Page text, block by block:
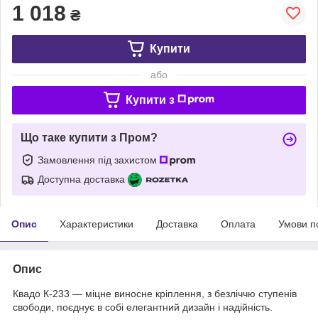
1 018 ₴
Купити
або
Купити з
Що таке купити з Пром?
Замовлення під захистом
Доступна доставка
Опис Характеристики Доставка Оплата Умови
Опис
Квадо К-233 — міцне виносне кріплення, з безліччю ступенів
свободи, поєднує в собі елегантний дизайн і надійність.